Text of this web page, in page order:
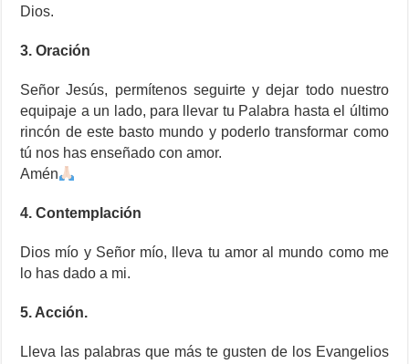
Dios.
3. Oración
Señor Jesús, permítenos seguirte y dejar todo nuestro
equipaje a un lado, para llevar tu Palabra hasta el último
rincón de este basto mundo y poderlo transformar como
tú nos has enseñado con amor.
Amén
4. Contemplación
Dios mío y Señor mío, lleva tu amor al mundo como me
lo has dado a mi.
5. Acción.
Lleva las palabras que más te gusten de los Evangelios